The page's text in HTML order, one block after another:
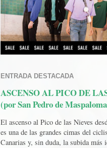
ENTRADA DESTACADA
ASCENSO AL PICO DE
(por San Pedro de
El ascenso al Pico de las Nieves
es una de las grandes cimas del
Canarias y, sin duda, la subida más